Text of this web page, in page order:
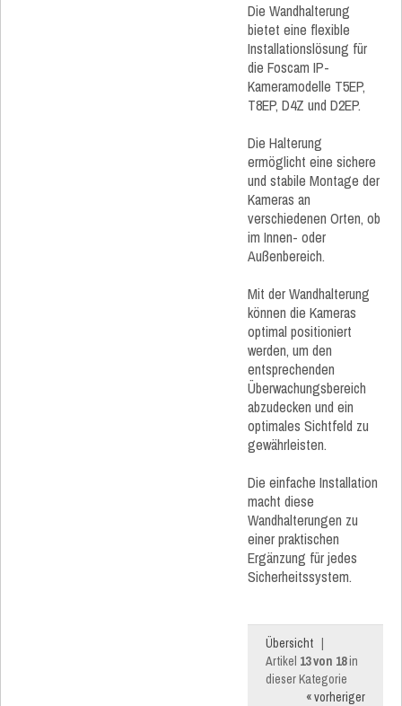
Die Wandhalterung
bietet eine flexible
Installationslösung für
die Foscam IP-
Kameramodelle T5EP,
T8EP, D4Z und D2EP.
Die Halterung
ermöglicht eine sichere
und stabile Montage der
Kameras an
verschiedenen Orten, ob
im Innen- oder
Außenbereich.
Mit der Wandhalterung
können die Kameras
optimal positioniert
werden, um den
entsprechenden
Überwachungsbereich
abzudecken und ein
optimales Sichtfeld zu
gewährleisten.
Die einfache Installation
macht diese
Wandhalterungen zu
einer praktischen
Ergänzung für jedes
Sicherheitssystem.
Übersicht |
Artikel 13 von 18in
dieser Kategorie
« vorheriger